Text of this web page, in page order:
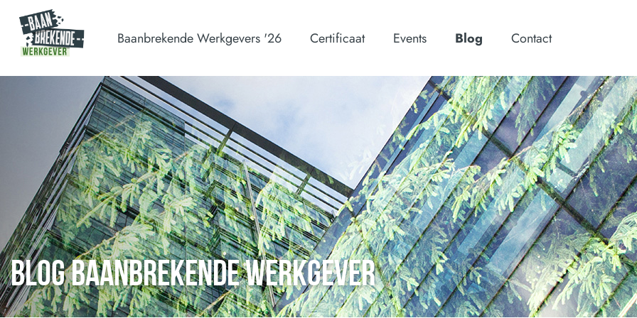
Baanbrekende Werkgevers '26 Certificaat Events Blog Contact
BLOG BAANBREKENDE WERKGEVER